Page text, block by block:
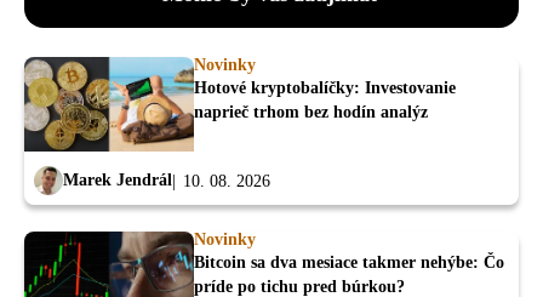
Novinky
Hotové kryptobalíčky: Investovanie
naprieč trhom bez hodín analýz
Marek Jendrál 10. 08. 2026
Novinky
Bitcoin sa dva mesiace takmer nehýbe: Čo
príde po tichu pred búrkou?